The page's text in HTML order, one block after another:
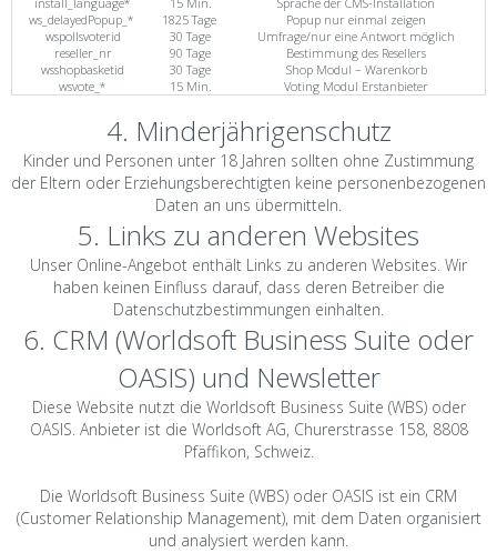
ws_delayedPopup_*
1825 Tage
Popup nur einmal zeigen
wspollsvoterid
30 Tage
Umfrage/nur eine Antwort möglich
reseller_nr
90 Tage
Bestimmung des Resellers
wsshopbasketid
30 Tage
Shop Modul – Warenkorb
wsvote_*
15 Min. Voting Modul Erstanbieter
4. Minderjährigenschutz
Kinder und Personen unter 18 Jahren sollten ohne Zustimmung
der Eltern oder Erziehungsberechtigten keine personenbezogenen
Daten an uns übermitteln.
5. Links zu anderen Websites
Unser Online-Angebot enthält Links zu anderen Websites. Wir
haben keinen Einfluss darauf, dass deren Betreiber die
Datenschutzbestimmungen einhalten.
6. CRM (Worldsoft Business Suite oder
OASIS) und Newsletter
Diese Website nutzt die Worldsoft Business Suite (WBS) oder
OASIS. Anbieter ist die Worldsoft AG, Churerstrasse 158, 8808
Pfäffikon, Schweiz.
Die Worldsoft Business Suite (WBS) oder OASIS ist ein CRM
(Customer Relationship Management), mit dem Daten organisiert
und analysiert werden kann.